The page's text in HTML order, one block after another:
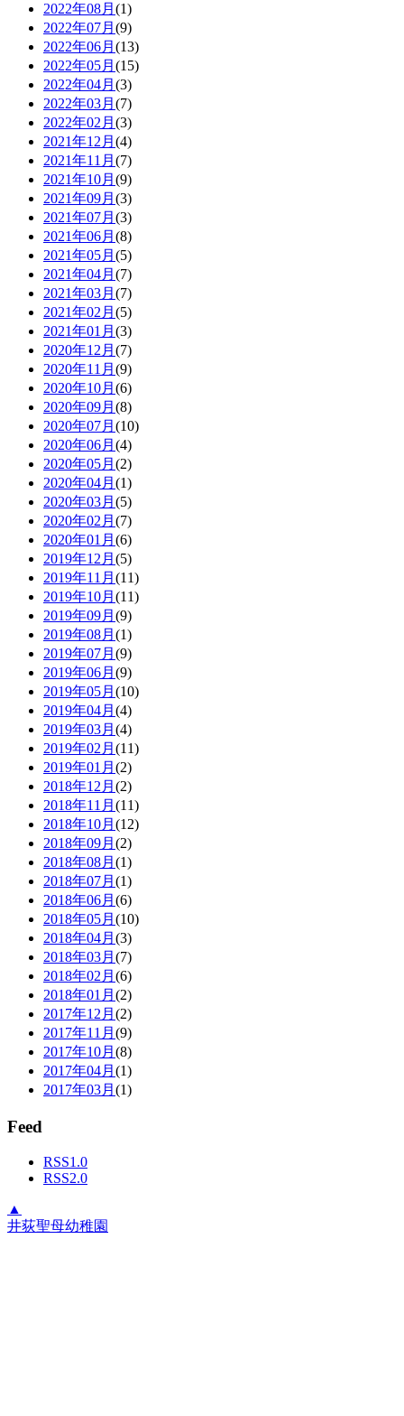
2022年08月 (1)
2022年07月 (9)
2022年06月 (13)
2022年05月 (15)
2022年04月 (3)
2022年03月 (7)
2022年02月 (3)
2021年12月 (4)
2021年11月 (7)
2021年10月 (9)
2021年09月 (3)
2021年07月 (3)
2021年06月 (8)
2021年05月 (5)
2021年04月 (7)
2021年03月 (7)
2021年02月 (5)
2021年01月 (3)
2020年12月 (7)
2020年11月 (9)
2020年10月 (6)
2020年09月 (8)
2020年07月 (10)
2020年06月 (4)
2020年05月 (2)
2020年04月 (1)
2020年03月 (5)
2020年02月 (7)
2020年01月 (6)
2019年12月 (5)
2019年11月 (11)
2019年10月 (11)
2019年09月 (9)
2019年08月 (1)
2019年07月 (9)
2019年06月 (9)
2019年05月 (10)
2019年04月 (4)
2019年03月 (4)
2019年02月 (11)
2019年01月 (2)
2018年12月 (2)
2018年11月 (11)
2018年10月 (12)
2018年09月 (2)
2018年08月 (1)
2018年07月 (1)
2018年06月 (6)
2018年05月 (10)
2018年04月 (3)
2018年03月 (7)
2018年02月 (6)
2018年01月 (2)
2017年12月 (2)
2017年11月 (9)
2017年10月 (8)
2017年04月 (1)
2017年03月 (1)
Feed
RSS1.0
RSS2.0
▲
井荻聖母幼稚園